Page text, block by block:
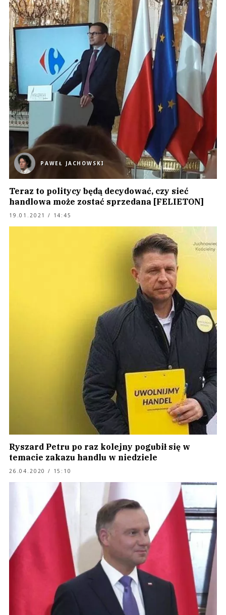
PAWEŁ JACHOWSKI
Teraz to politycy będą decydować, czy sieć
handlowa może zostać sprzedana [FELIETON]
19.01.2021 / 14:45
Ryszard Petru po raz kolejny pogubił się w
temacie zakazu handlu w niedziele
26.04.2020 / 15:10